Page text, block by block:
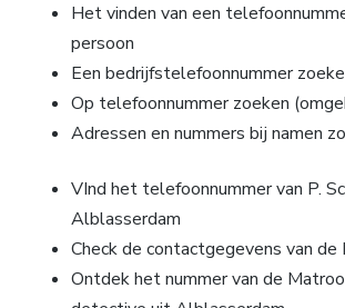
Het vinden van een
persoon
Een bedrijfstelefoonnummer
Op telefoonnummer zoeken
Adressen en nummers bij namen
VInd het telefoonnummer van P.
Alblasserdam
Check de contactgegevens van de
Ontdek het nummer van de